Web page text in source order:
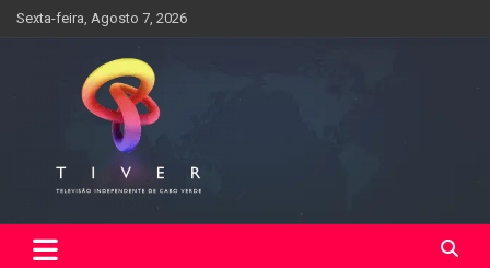
SkipSexta-feira, Agosto 7, 2026